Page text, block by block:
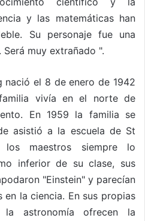
y las matemáticas han
Su personaje fue una
muy extrañado ".
nació el 8 de enero de 1942
vivía en el norte de
En 1959 la familia se
asistió a la escuela de St
maestros siempre lo
inferior de su clase, sus
"Einstein" y parecían
en la ciencia. En sus propias
astronomía ofrecen la